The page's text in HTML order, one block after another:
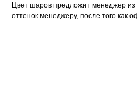
Цвет шаров предложит менеджер
оттенок менеджеру, после того как